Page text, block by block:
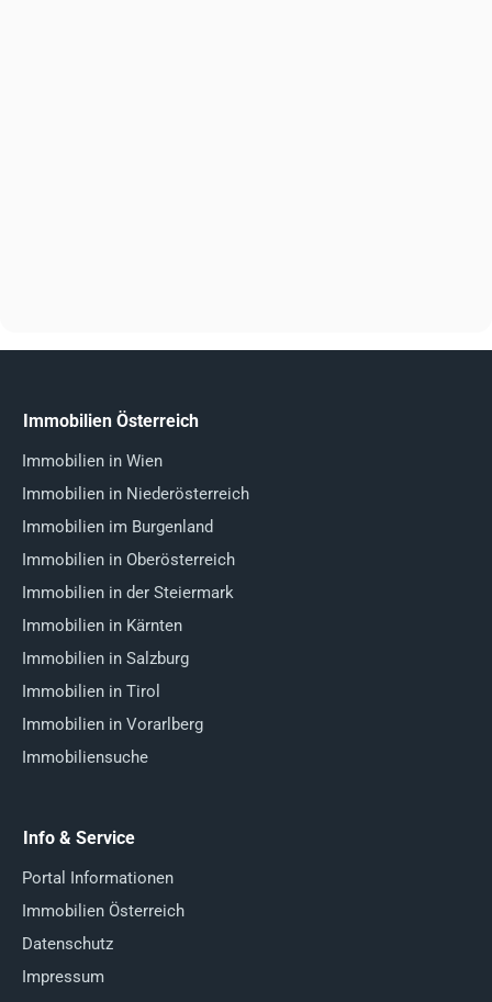
Immobilien Österreich
Immobilien in Wien
Immobilien in Niederösterreich
Immobilien im Burgenland
Immobilien in Oberösterreich
Immobilien in der Steiermark
Immobilien in Kärnten
Immobilien in Salzburg
Immobilien in Tirol
Immobilien in Vorarlberg
Immobiliensuche
Info & Service
Portal Informationen
Immobilien Österreich
Datenschutz
Impressum